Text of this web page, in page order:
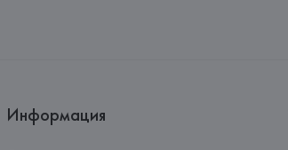
Информация